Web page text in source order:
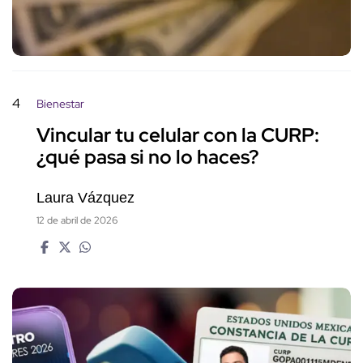
4 Bienestar
Vincular tu celular con la CURP:
¿qué pasa si no lo haces?
Laura Vázquez
12 de abril de 2026